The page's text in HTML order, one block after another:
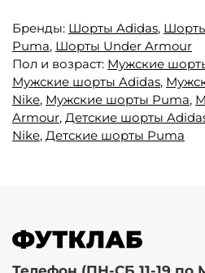
Бренды: Шорты Adidas,
Puma, Шорты Under Armour
Пол и возраст: Мужские
Мужские шорты Adidas,
Nike, Мужские шорты Puma,
Armour, Детские шорты
Nike, Детские шорты Puma